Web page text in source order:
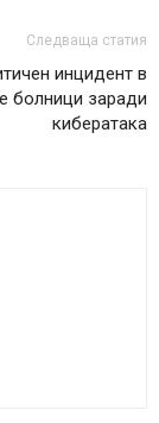
Следваща статия
инцидент в
болници заради
кибератака